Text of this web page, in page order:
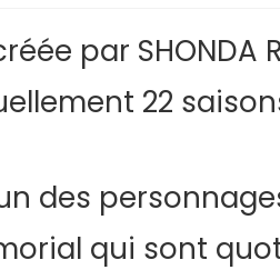
par SHONDA
22
des
qui sont